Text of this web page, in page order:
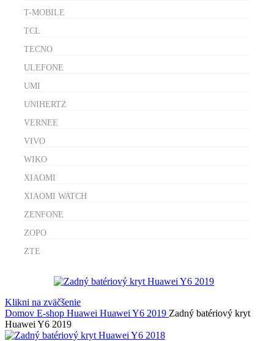
T-MOBILE
TCL
TECNO
ULEFONE
UMI
UNIHERTZ
VERNEE
VIVO
WIKO
XIAOMI
XIAOMI WATCH
ZENFONE
ZOPO
ZTE
Klikni na zväčšenie
Domov E-shop Huawei Huawei Y6 2019 Zadný batériový kryt
Huawei Y6 2019